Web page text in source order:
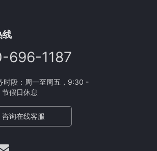
线
696-1187
时段：周一至周五，9:30 -
假日休息
咨询在线客服